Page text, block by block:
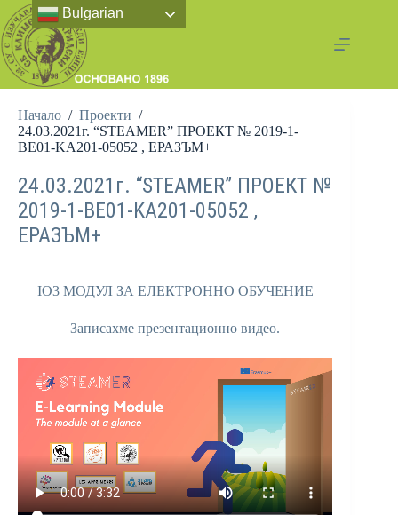
Начало / Проекти /
24.03.2021г. “STEAMER” ПРОЕКТ № 2019-1-
BE01-KA201-05052 , ЕРАЗЪМ+
24.03.2021г. “STEAMER” ПРОЕКТ №
2019-1-BE01-KA201-05052 ,
ЕРАЗЪМ+
IO3 МОДУЛ ЗА ЕЛЕКТРОННО ОБУЧЕНИЕ
Записахме презентационно видео.
Bulgarian